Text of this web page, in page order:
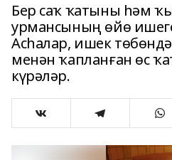
Бер саҡ ҡатыны һәм
урмансының өйө
Асһалар, ишек
менән ҡапланған өс
күрәләр.